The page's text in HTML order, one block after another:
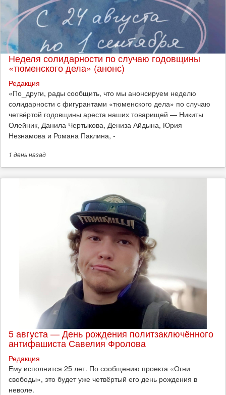
Неделя солидарности по случаю годовщины
«тюменского дела» (анонс)
Редакция
​«По_други, рады сообщить, что мы анонсируем неделю
солидарности с фигурантами «тюменского дела» по случаю
четвёртой годовщины ареста наших товарищей — Никиты
Олейник, Данила Чертыкова, Дениза Айдына, Юрия
Незнамова и Романа Паклина, -
1 деньназад
5 августа — День рождения политзаключённого
антифашиста Савелия Фролова
Редакция
Ему исполнится 25 лет. По сообщению проекта «Огни
свободы», это будет уже четвёртый его день рождения в
неволе.